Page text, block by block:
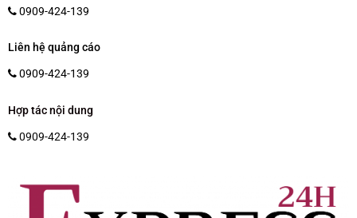
0909-424-139
Liên hệ quảng cáo
0909-424-139
Hợp tác nội dung
0909-424-139